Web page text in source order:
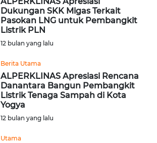
Dukungan SKK Migas Terkait
Pasokan LNG untuk Pembangkit
Listrik PLN
12 bulan yang lalu
Berita Utama
ALPERKLINAS Apresiasi Rencana
Danantara Bangun Pembangkit
Listrik Tenaga Sampah di Kota
Yogya
12 bulan yang lalu
Utama